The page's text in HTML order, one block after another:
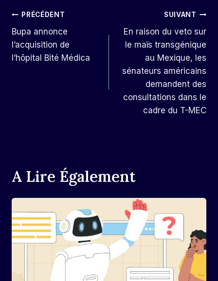
Navigation
De
L’article
PRÉCÉDENT
Bupa annonce
l’acquisition de
l’hôpital Bité Médica
SUIVANT
En raison du veto sur
le maïs transgénique
au Mexique, les
sénateurs américains
demandent des
consultations dans le
cadre du T-MEC
A Lire Également